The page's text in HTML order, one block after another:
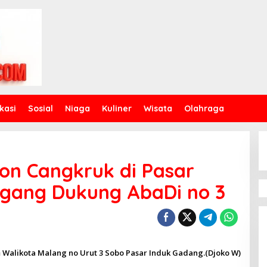
Sosial Niaga Kuliner Wisata Olahraga
Cangkruk di Pasar
Dukung AbaDi no 3
Malang no Urut 3 Sobo Pasar Induk Gadang.(Djoko W)